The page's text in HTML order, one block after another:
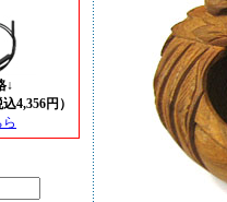
↓
込4,356円）